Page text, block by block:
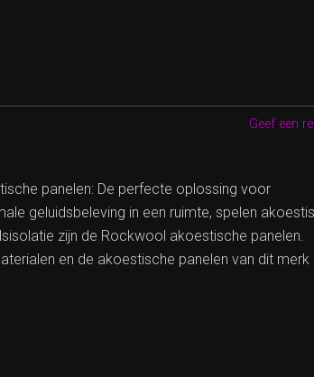
Geef een
panelen: De perfecte oplossing voor
geluidsbeleving in een ruimte, spelen
zijn de Rockwool akoestische panelen.
en de akoestische panelen van dit merk